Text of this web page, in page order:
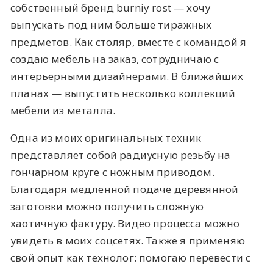
собственный бренд burniy rost — хочу
выпускать под ним больше тиражных
предметов. Как столяр, вместе с командой я
создаю мебель на заказ, сотрудничаю с
интерьерными дизайнерами. В ближайших
планах — выпустить несколько коллекций
мебели из металла.
Одна из моих оригинальных техник
представляет собой радиусную резьбу на
гончарном круге с ножным приводом.
Благодаря медленной подаче деревянной
заготовки можно получить сложную
хаотичную фактуру. Видео процесса можно
увидеть в моих соцсетях. Также я применяю
свой опыт как технолог: помогаю перевести с